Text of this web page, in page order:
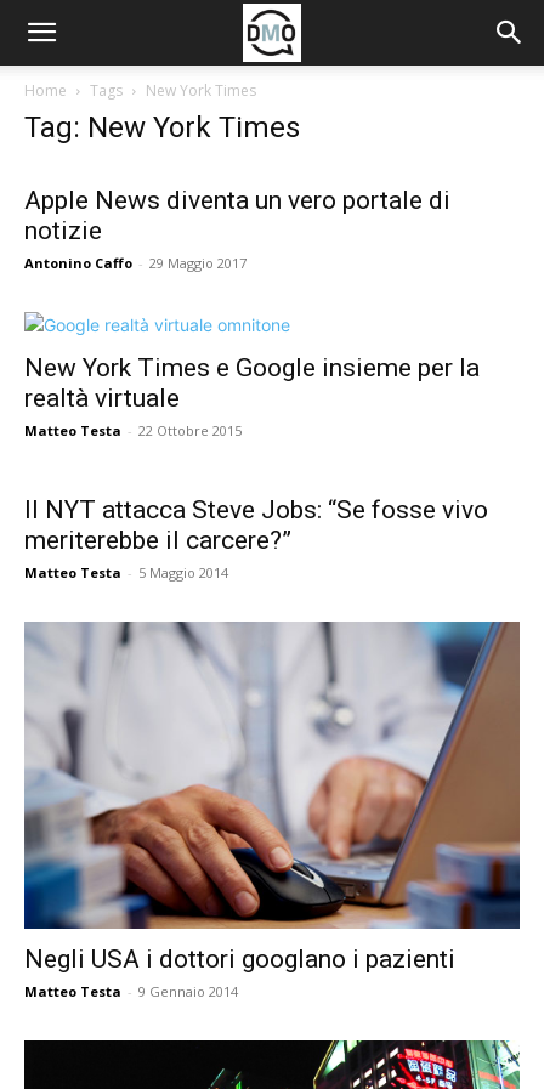
Home Tags New York Times
Tag: New York Times
Apple News diventa un vero portale di
notizie
Antonino Caffo - 29 Maggio 2017
New York Times e Google insieme per la
realtà virtuale
Matteo Testa - 22 Ottobre 2015
Il NYT attacca Steve Jobs: “Se fosse vivo
meriterebbe il carcere?”
Matteo Testa - 5 Maggio 2014
Negli USA i dottori googlano i pazienti
Matteo Testa - 9 Gennaio 2014